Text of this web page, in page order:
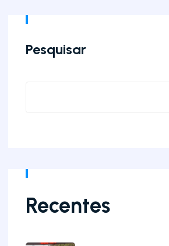
Pesquisar
Recentes